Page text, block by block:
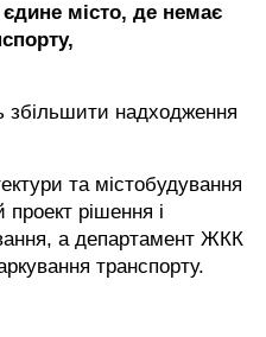
місто, де немає
збільшити надходження
та містобудування
проект рішення і
а департамент ЖКК
транспорту.